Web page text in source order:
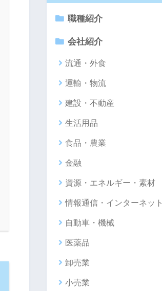
職種紹介
会社紹介
流通・外食
運輸・物流
建設・不動産
生活用品
食品・農業
金融
資源・エネルギー・素材
情報通信・インターネット
自動車・機械
医薬品
卸売業
小売業